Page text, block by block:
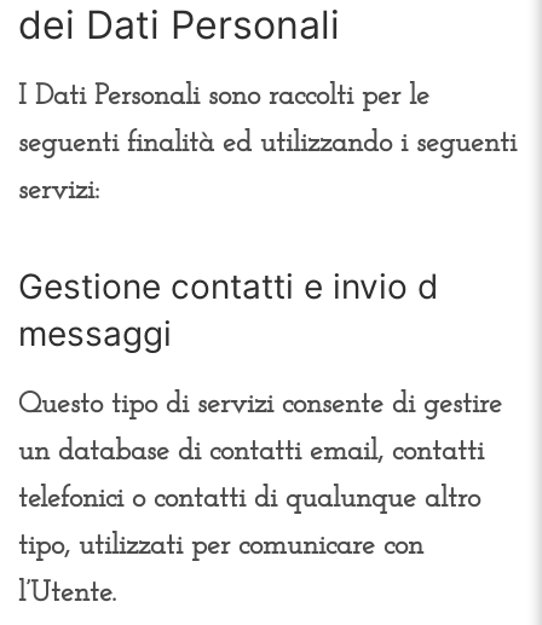
dei Dati Personali
I Dati Personali sono raccolti per le
seguenti finalità ed utilizzando i seguenti
servizi:
Gestione contatti e invio d
messaggi
Questo tipo di servizi consente di gestire
un database di contatti email, contatti
telefonici o contatti di qualunque altro
tipo, utilizzati per comunicare con
l’Utente.